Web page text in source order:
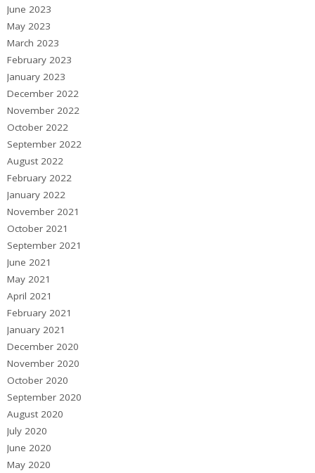
June 2023
May 2023
March 2023
February 2023
January 2023
December 2022
November 2022
October 2022
September 2022
August 2022
February 2022
January 2022
November 2021
October 2021
September 2021
June 2021
May 2021
April 2021
February 2021
January 2021
December 2020
November 2020
October 2020
September 2020
August 2020
July 2020
June 2020
May 2020